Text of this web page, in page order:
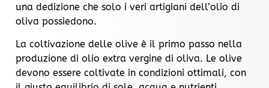
una dedizione che solo i veri artigiani dell’olio di
oliva possiedono.
La coltivazione delle olive è il primo passo nella
produzione di olio extra vergine di oliva. Le olive
devono essere coltivate in condizioni ottimali, con